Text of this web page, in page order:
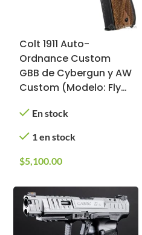
Colt 1911 Auto-
Ordnance Custom
GBB de Cybergun y AW
Custom (Modelo: Fly
En stock
1 en stock
$5,100.00